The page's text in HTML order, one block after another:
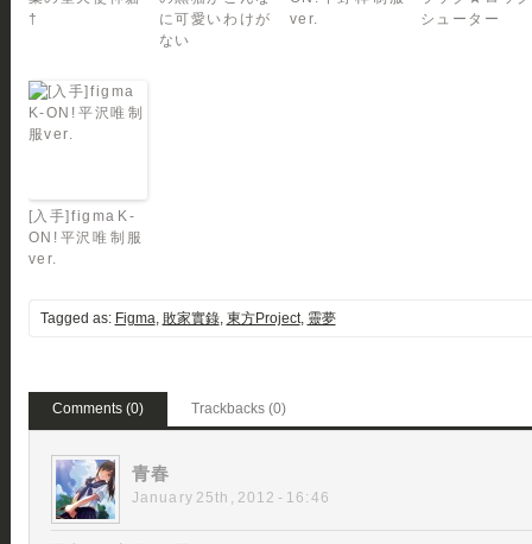
†
に可愛いわけが
ない
ver.
シューター
[入手]figma K-
ON! 平沢唯 制服
ver.
Tagged as: Figma, 敗家實錄, 東方Project, 靈夢
Comments (0) Trackbacks (0)
青春
January 25th, 2012 - 16:46